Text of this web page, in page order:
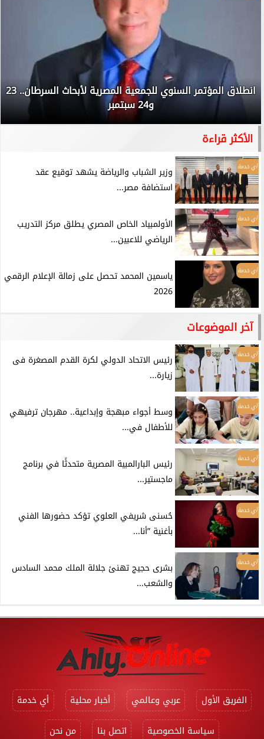
انطلاق المؤتمر السنوي للجمعية المصرية لأبحاث السرطان.. 23
و24 سبتمبر
الأكثر قراءة
أي خدمة
وزير الشباب والرياضة يشهد توقيع عقد
استضافة مصر...
أي خدمة
الأولمبياد الخاص المصري يطلق مركز التدريب
الرياضي للاعبين...
أي خدمة
ياسمين المحمد تحصل على زمالة الإعلام الرقمي
2026
آخر الموضوعات
أي خدمة
رئيس الاتحاد الدولي لكرة القدم المصغرة فى
زيارة...
أي خدمة
وسط أجواء مبهجة وإبداعية.. مهرجان ترفيهي
للأطفال في...
أي خدمة
رئيس البارالمبية المصرية متحدثًا في برنامج
ماجستير...
أي خدمة
حُسنى شريفي العلوي تؤكد حضورها الفني
بأغنية ”أنا...
أي خدمة
بشرى حجيج تهنئ جلالة الملك محمد السادس
والشعب...
الفريق الأول عربي وعالمي أخبار محلية
أي خدمة
سياسة الخصوصية
اتصل بنا من نحن